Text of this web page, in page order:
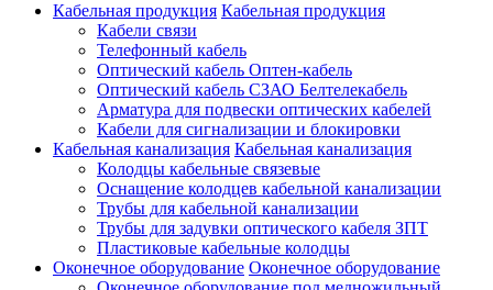
Кабельная продукция Кабельная продукция
Кабели связи
Телефонный кабель
Оптический кабель Оптен-кабель
Оптический кабель СЗАО Белтелекабель
Арматура для подвески оптических кабелей
Кабели для сигнализации и блокировки
Кабельная канализация Кабельная канализация
Колодцы кабельные связевые
Оснащение колодцев кабельной канализации
Трубы для кабельной канализации
Трубы для задувки оптического кабеля ЗПТ
Пластиковые кабельные колодцы
Оконечное оборудование Оконечное оборудование